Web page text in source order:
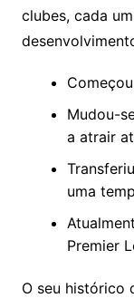
clubes, cada
Mudou-
a atrair
uma
Premier
O seu histórico